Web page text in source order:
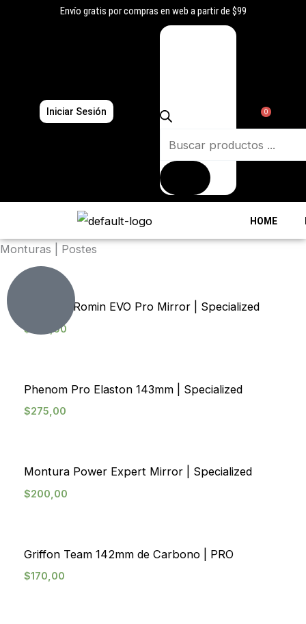
Envío gratis por compras en web a partir de $99
Iniciar Sesión
Búsqueda
0
HOME
Monturas | Postes
Montura Romin EVO Pro Mirror | Specialized
$ 350,00
Phenom Pro Elaston 143mm | Specialized
$275,00
Montura Power Expert Mirror | Specialized
$200,00
Griffon Team 142mm de Carbono | PRO
$170,00
El
precio
original
era:
$150,00.
actual
El
precio
original
era:
$99,00.
actual
El
precio
original
era:
$47,00.
actual